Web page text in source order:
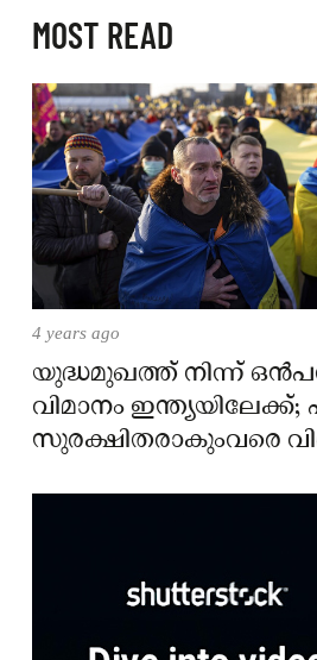
MOST READ
4 years ago
യുദ്ധമുഖത്ത് നിന്ന്
വിമാനം ഇന്ത്യയിലേക്ക്;
സുരക്ഷിതരാകുംവരെ